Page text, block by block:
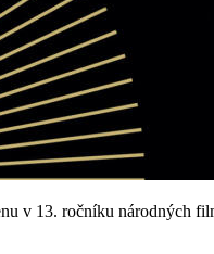
v 13. ročníku národných